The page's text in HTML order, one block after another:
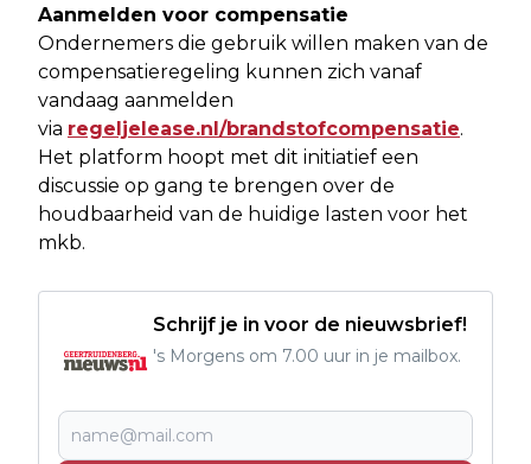
Aanmelden voor compensatie
Ondernemers die gebruik willen maken van de
compensatieregeling kunnen zich vanaf
vandaag aanmelden
via regeljelease.nl/brandstofcompensatie.
Het platform hoopt met dit initiatief een
discussie op gang te brengen over de
houdbaarheid van de huidige lasten voor het
mkb.
Schrijf je in voor de nieuwsbrief!
's Morgens om 7.00 uur in je mailbox.